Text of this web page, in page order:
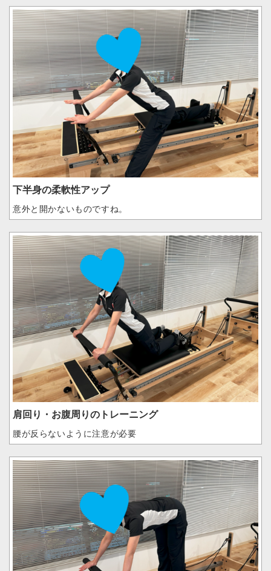
下半身の柔軟性アップ
意外と開かないものですね。
肩回り・お腹周りのトレーニング
腰が反らないように注意が必要